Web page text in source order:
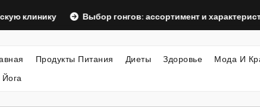
Выбор гонгов: ассортимент и характеристики
Продукты Питания Диеты Здоровье Мода И